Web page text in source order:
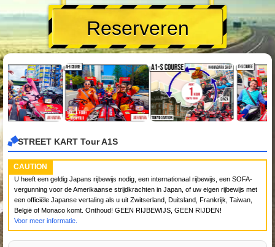
Reserveren
STREET KART Tour A1S
CAUTION
U heeft een geldig Japans rijbewijs nodig, een internationaal rijbewijs, een SOFA-
vergunning voor de Amerikaanse strijdkrachten in Japan, of uw eigen rijbewijs met
een officiële Japanse vertaling als u uit Zwitserland, Duitsland, Frankrijk, Taiwan,
België of Monaco komt. Onthoud! GEEN RIJBEWIJS, GEEN RIJDEN!
Voor meer informatie.